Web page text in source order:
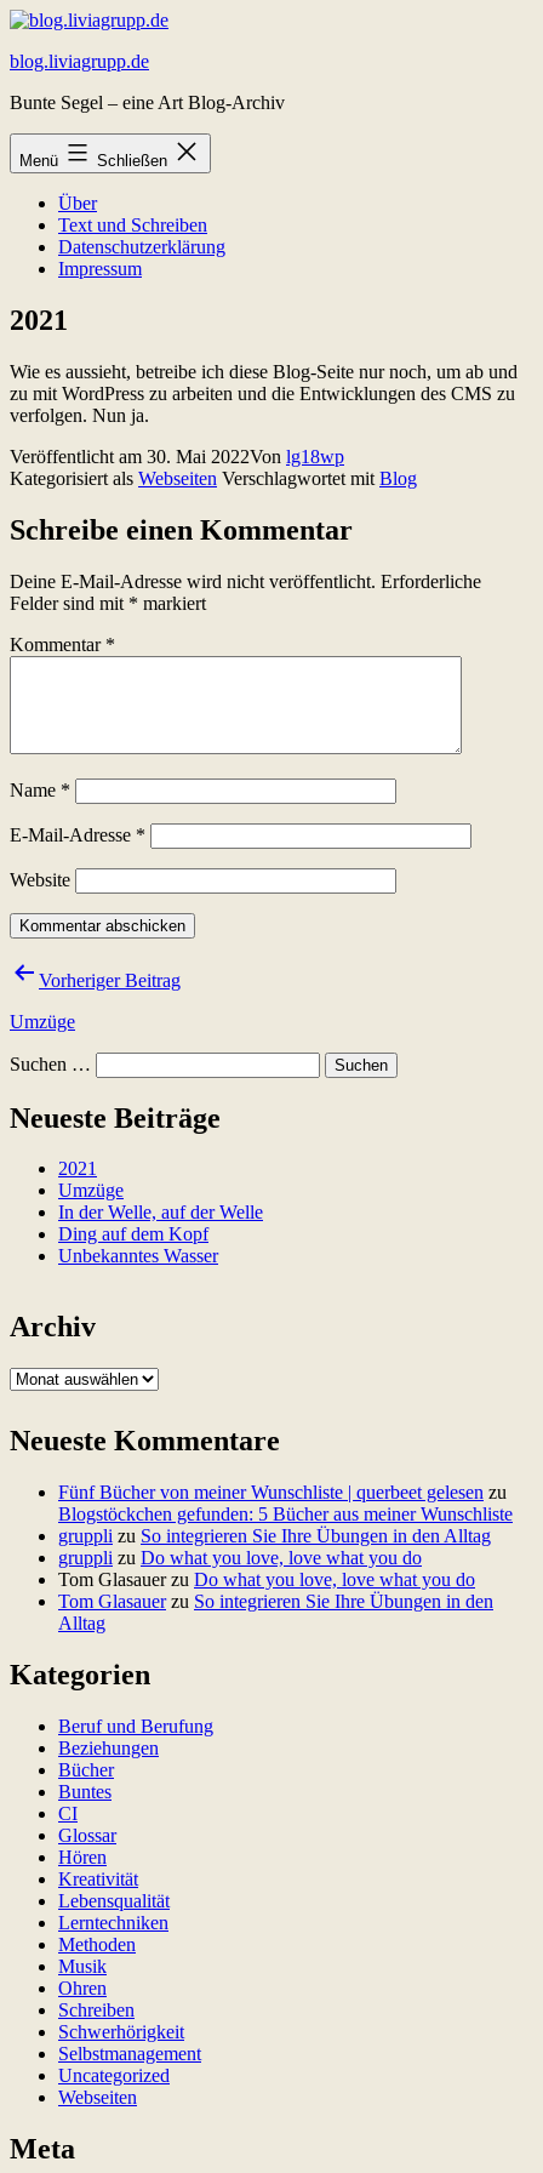
Zum
springen
blog.liviagrupp.de
Bunte Segel – eine Art Blog-Archiv
Menü Schließen
Über
Text und Schreiben
Datenschutzerklärung
Impressum
2021
Wie es aussieht, betreibe ich diese Blog-Seite nur noch, um ab und
zu mit WordPress zu arbeiten und die Entwicklungen des CMS zu
verfolgen. Nun ja.
Veröffentlicht am 30. Mai 2022Von lg18wp
Kategorisiert als Webseiten Verschlagwortet mit Blog
Schreibe einen Kommentar
Deine E-Mail-Adresse wird nicht veröffentlicht. Erforderliche
Felder sind mit * markiert
Kommentar *
Name *
E-Mail-Adresse *
Website
Beitragsnavigation
Vorheriger Beitrag
Umzüge
Suchen …
Neueste Beiträge
2021
Umzüge
In der Welle, auf der Welle
Ding auf dem Kopf
Unbekanntes Wasser
Archiv
A
h
Neueste Kommentare
Fünf Bücher von meiner Wunschliste | querbeet gelesen zu
Blogstöckchen gefunden: 5 Bücher aus meiner Wunschliste
gruppli zu So integrieren Sie Ihre Übungen in den Alltag
gruppli zu Do what you love, love what you do
Tom Glasauerzu Do what you love, love what you do
Tom Glasauerzu So integrieren Sie Ihre Übungen in den
Alltag
Kategorien
Beruf und Berufung
Beziehungen
Bücher
Buntes
CI
Glossar
Hören
Kreativität
Lebensqualität
Lerntechniken
Methoden
Musik
Ohren
Schreiben
Schwerhörigkeit
Selbstmanagement
Uncategorized
Webseiten
Meta